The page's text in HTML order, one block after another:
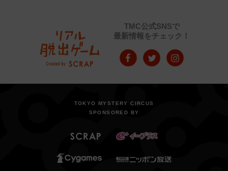
TMC公式SNSで
最新情報をチェック！
TOKYO MYSTERY CIRCUS
SPONSORED BY